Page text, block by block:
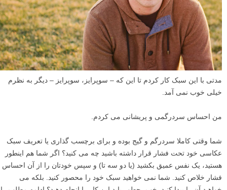
مدتی با این سبک کار کردم تا این که – سوپرایز، سوپرایز – دیگر به نظرم
خیلی خوب نمی آمد.
من احساس سردرگمی و پریشانی می کردم.
شما وقتی کاملا سردرگم و گیج بوده و برای برچسب گذاری یا تعریف سبک
عکاسی خود تحت فشار قرار داشته باشید چه می کنید؟ اگر شما هم اینطور
هستید، یک نفس عمیق بکشید (یا دو سه تا) و سپس خودتان را از آن احساس
فشار خلاص کنید. شما نمی خواهید سبک خود را محصور کنید. بلکه می